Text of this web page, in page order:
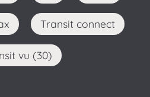
Transit connect
vu (30)